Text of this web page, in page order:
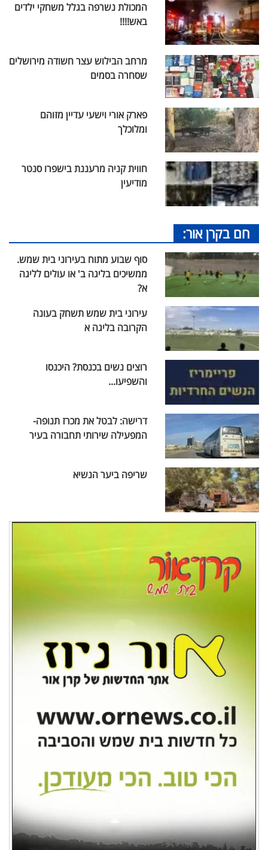
המכולת נשרפה בגלל משחקי ילדים
באש!!!!
מרחב הבילוש עצר חשודה מירושלים
שסחרה בסמים
פארק אורי וישעי עדיין מזוהם
ומלוכלך
חווית קניה מרעננת בישפרו סנטר
מודיעין
חם בקרן אור:
סוף שבוע מתוח בעירוני בית שמש.
ממשיכים בליגה ב' או עולים לליגה
א?
עירוני בית שמש תשחק בעונה
הקרובה בליגה א
רוצים נשים בכנסת? היכנסו
והשפיעו...
דרישה: לבטל את מכרז תנופה-
המפעילה שירותי תחבורה בעיר
שריפה ביער הנשיא